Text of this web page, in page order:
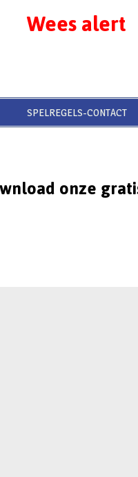
Wees alert
SPELREGELS-CONTACT
onze